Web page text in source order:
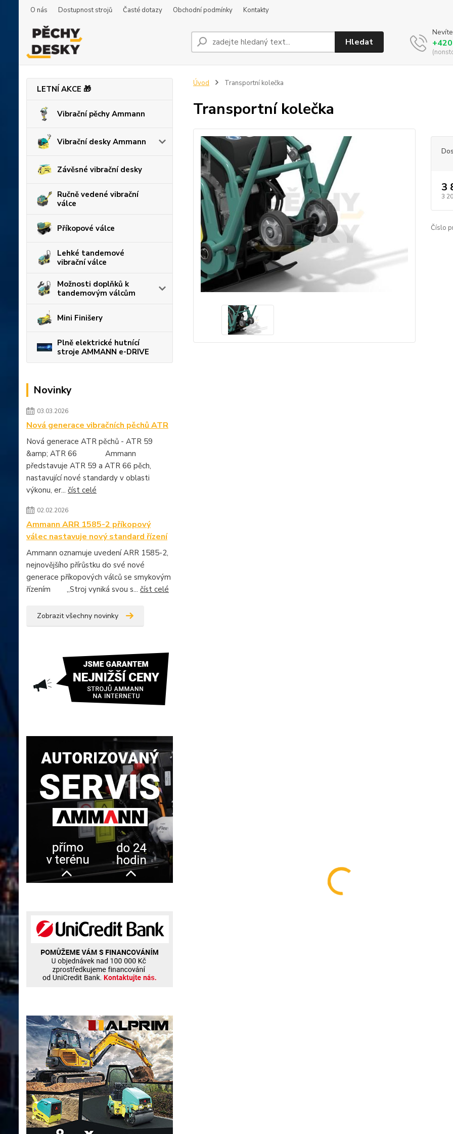
O nás Dostupnost strojů Časté dotazy Obchodní podmínky Kontakty
Hledat
LETNÍ AKCE 🎁
Vibrační pěchy Ammann
Vibrační desky Ammann
Závěsné vibrační desky
Ručně vedené vibrační
válce
Příkopové válce
Lehké tandemové
vibrační válce
Možnosti doplňků k
tandemovým válcům
Mini Finišery
Plně elektrické hutnící
stroje AMMANN e-DRIVE
Novinky
03.03.2026
Nová generace vibračních pěchů ATR
Nová generace ATR pěchů - ATR 59
&amp; ATR 66 Ammann
představuje ATR 59 a ATR 66 pěch,
nastavující nové standardy v oblasti
výkonu, er... číst celé
02.02.2026
Ammann ARR 1585-2 příkopový
válec nastavuje nový standard řízení
Ammann oznamuje uvedení ARR 1585-2,
nejnovějšího přírůstku do své nové
generace příkopových válců se smykovým
řízením „Stroj vyniká svou s... číst celé
Zobrazit všechny novinky
Úvod Transportní kolečka
Transportní kolečka
3
3
Číslo